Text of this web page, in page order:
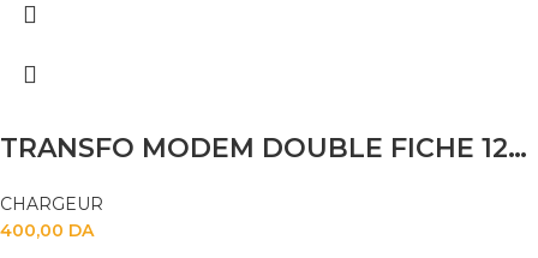
TRANSFO MODEM DOUBLE FICHE 12V 2A
CHARGEUR
400,00 DA